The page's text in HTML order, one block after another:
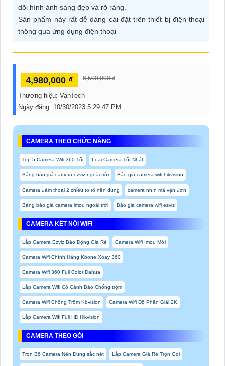
dõi hình ảnh sáng đẹp và rõ ràng.
Sản phẩm này rất dễ dàng cài đặt trên thiết bị điện thoại
thông qua ứng dụng điện thoại
4,980,000 ₫ 6,500,000 ₫
Thương hiệu: VanTech
Ngày đăng: 10/30/2023 5:29:47 PM
CAMERA THEO CHỨC NĂNG
Top 5 Camera Wifi 360 Tốt Loại Camera Tốt Nhất
Bảng báo giá camera ezviz ngoài trời Báo giá camera wifi hikvision
Camera đàm thoại 2 chiều to rõ nên dùng camera nhìn mã vận đơn
Bảng báo giá camera imou ngoài trời Báo giá camera wifi ezviz
CAMERA KẾT NỐI WIFI
Lắp Camera Ezviz Báo Động Giá Rẻ Camera Wifi Imou Mới
Camera Wifi Chính Hãng Kbone Xoay 360
Camera Wifi 360 Full Color Dahua
Lắp Camera Wifi Có Cảnh Báo Chống trộm
Camera Wifi Chống Trộm Kbvision Camera Wifi Độ Phân Giải 2K
Lắp Camera Wifi Full HD Hikvision
CAMERA THEO GÓI
Trọn Bộ Camera Nên Dùng sắc nét Lắp Camera Giá Rẻ Trọn Gói